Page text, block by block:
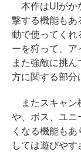
本作はUIがか
撃する機能もあ
動で使ってくれ
ーを狩って、ア
また強敵に挑
方に関する部分
またスキャン
や、ボス、ユニ
くなる機能も
しては遊びやす